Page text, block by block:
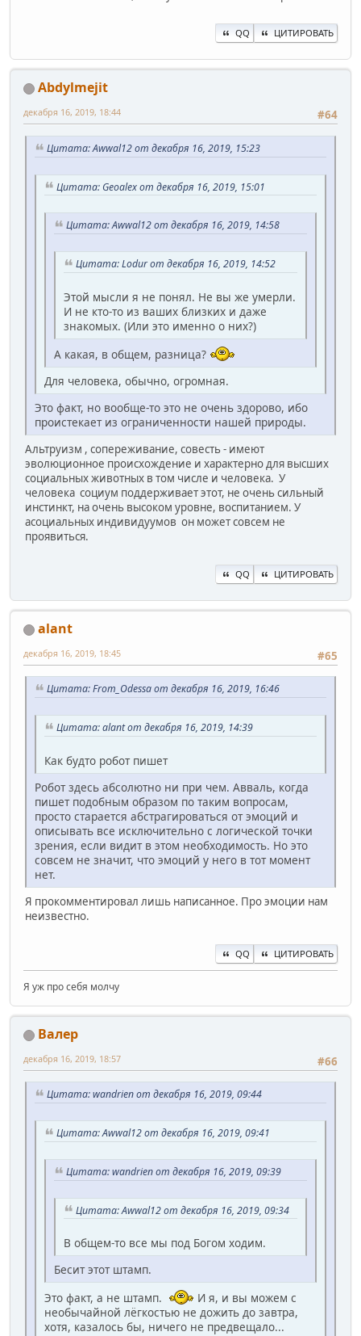
QQ ЦИТИРОВАТЬ
Abdylmejit
#64
декабря 16, 2019, 18:44
Цитата: Awwal12 от декабря 16, 2019, 15:23
Цитата: Geoalex от декабря 16, 2019, 15:01
Цитата: Awwal12 от декабря 16, 2019, 14:58
Цитата: Lodur от декабря 16, 2019, 14:52
Этой мысли я не понял. Не вы же умерли.
И не кто-то из ваших близких и даже
знакомых. (Или это именно о них?)
А какая, в общем, разница?
Для человека, обычно, огромная.
Это факт, но вообще-то это не очень здорово, ибо
проистекает из ограниченности нашей природы.
Альтруизм , сопереживание, совесть - имеют
эволюционное происхождение и характерно для высших
социальных животных в том числе и человека. У
человека социум поддерживает этот, не очень сильный
инстинкт, на очень высоком уровне, воспитанием. У
асоциальных индивидуумов он может совсем не
проявиться.
QQ ЦИТИРОВАТЬ
alant
#65
декабря 16, 2019, 18:45
Цитата: From_Odessa от декабря 16, 2019, 16:46
Цитата: alant от декабря 16, 2019, 14:39
Как будто робот пишет
Робот здесь абсолютно ни при чем. Авваль, когда
пишет подобным образом по таким вопросам,
просто старается абстрагироваться от эмоций и
описывать все исключительно с логической точки
зрения, если видит в этом необходимость. Но это
совсем не значит, что эмоций у него в тот момент
нет.
Я прокомментировал лишь написанное. Про эмоции нам
неизвестно.
QQ ЦИТИРОВАТЬ
Я уж про себя молчу
Валер
#66
декабря 16, 2019, 18:57
Цитата: wandrien от декабря 16, 2019, 09:44
Цитата: Awwal12 от декабря 16, 2019, 09:41
Цитата: wandrien от декабря 16, 2019, 09:39
Цитата: Awwal12 от декабря 16, 2019, 09:34
В общем-то все мы под Богом ходим.
Бесит этот штамп.
Это факт, а не штамп.
И я, и вы можем с
необычайной лёгкостью не дожить до завтра,
хотя, казалось бы, ничего не предвещало...